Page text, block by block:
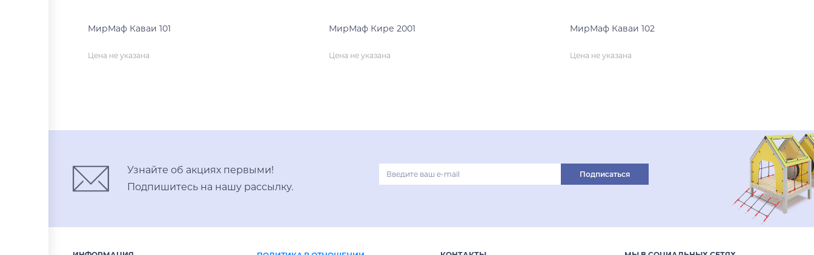
МирМаф Каваи 101
Цена не указана
МирМаф Кире 2001
Цена не указана
МирМаф Каваи 102
Цена не указана
Узнайте об акциях первыми!
Подпишитесь на нашу рассылку.
Подписаться